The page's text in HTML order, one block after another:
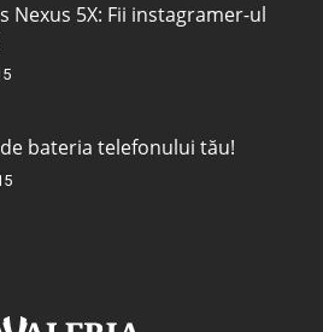
Nexus 5X: Fii instagramer-ul
bateria telefonului tău!